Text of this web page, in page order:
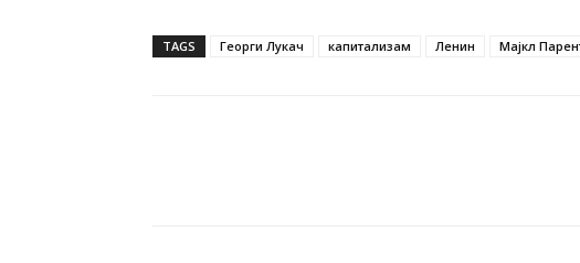
TAGS Георги Лукач капитализам Ленин Мајкл